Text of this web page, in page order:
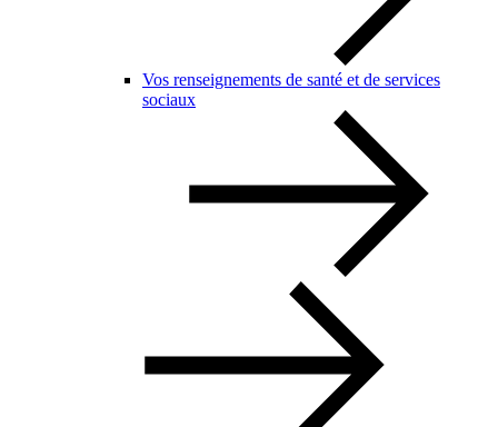
Vos renseignements de santé et de services
sociaux